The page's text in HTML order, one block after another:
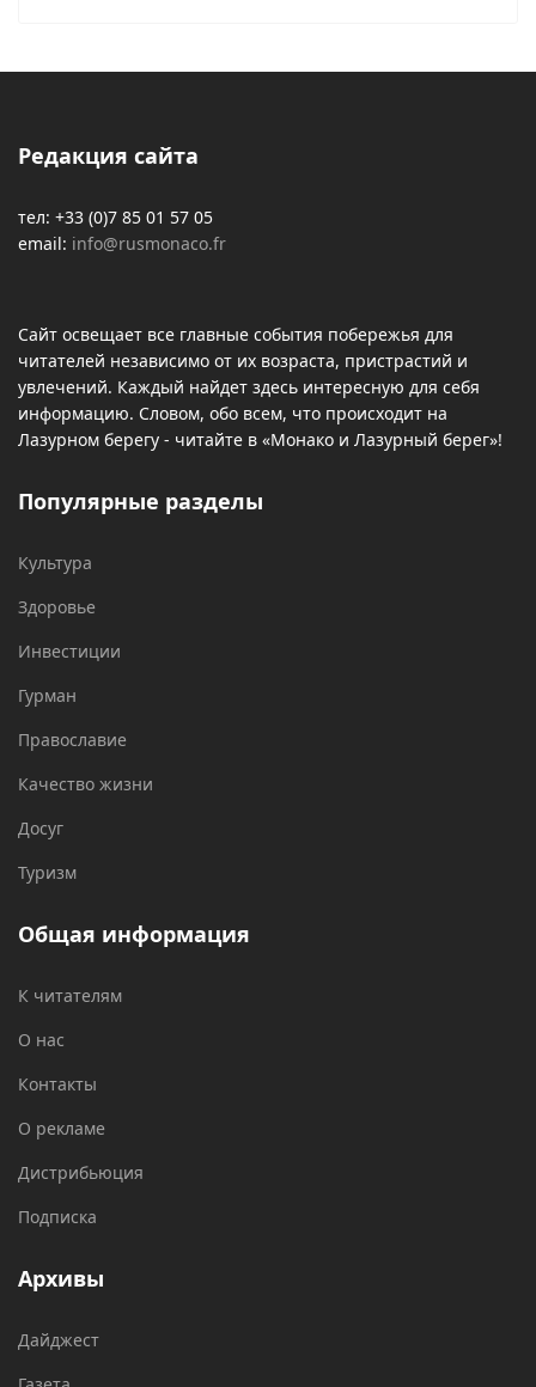
Редакция сайта
тел: +33 (0)7 85 01 57 05
email: info@rusmonaco.fr
Сайт освещает все главные события побережья для
читателей независимо от их возраста, пристрастий и
увлечений. Каждый найдет здесь интересную для себя
информацию. Словом, обо всем, что происходит на
Лазурном берегу - читайте в «Монако и Лазурный берег»!
Популярные разделы
Культура
Здоровье
Инвестиции
Гурман
Православие
Качество жизни
Досуг
Туризм
Общая информация
К читателям
О нас
Контакты
О рекламе
Дистрибьюция
Подписка
Архивы
Дайджест